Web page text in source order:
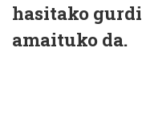
hasitako
amaituko da.